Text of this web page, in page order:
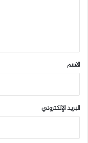
*
الاسم
البريد الإلكتروني